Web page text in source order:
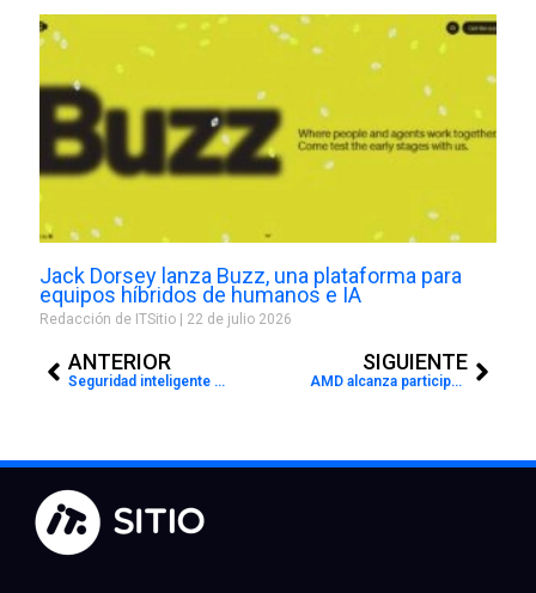
Jack Dorsey lanza Buzz, una plataforma para
equipos híbridos de humanos e IA
Redacción de ITSitio 22 de julio 2026
ANTERIOR
Seguridad inteligente para el Mundial de Fútbol 2026: el rol de una gestión de video con IA en la protección de eventos deportivos
SIGUIENTE
AMD alcanza participación récord en servidores y acelera su liderazgo en IA y cómputo de alto rendimiento